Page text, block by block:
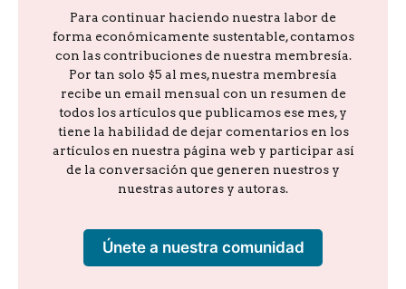
Para continuar haciendo nuestra labor de
forma económicamente sustentable, contamos
con las contribuciones de nuestra membresía.
Por tan solo $5 al mes, nuestra membresía
recibe un email mensual con un resumen de
todos los artículos que publicamos ese mes, y
tiene la habilidad de dejar comentarios en los
artículos en nuestra página web y participar así
de la conversación que generen nuestros y
nuestras autores y autoras.
Únete a nuestra comunidad